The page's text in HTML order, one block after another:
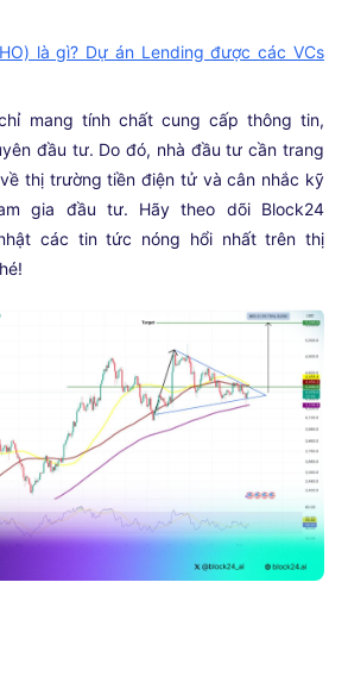
là gì? Dự án Lending được các VCs
mang tính chất cung cấp thông tin,
đầu tư. Do đó, nhà đầu tư cần trang
thị trường tiền điện tử và cân nhắc kỹ
gia đầu tư. Hãy theo dõi Block24
các tin tức nóng hổi nhất trên thị